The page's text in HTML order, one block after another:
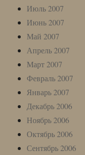
Июль 2007
Июнь 2007
Май 2007
Апрель 2007
Март 2007
Февраль 2007
Январь 2007
Декабрь 2006
Ноябрь 2006
Октябрь 2006
Сентябрь 2006